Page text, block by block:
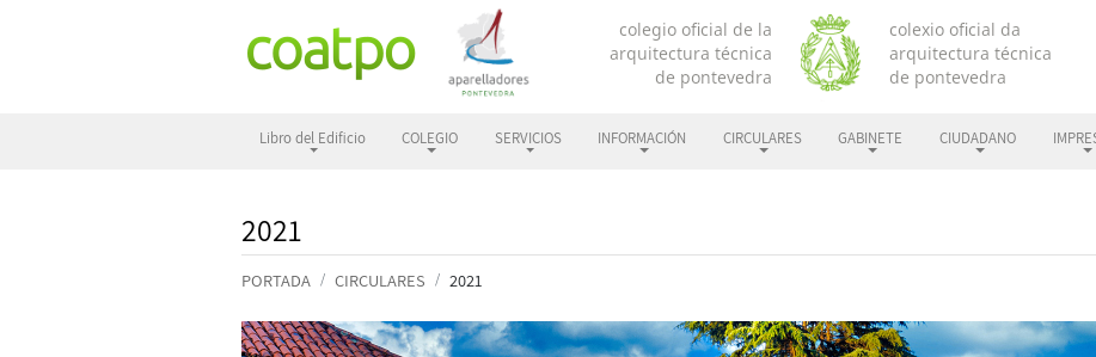
Libro del Edificio COLEGIO SERVICIOS INFORMACIÓN CIRCULARES GABINETE CIUDADANO
2021
PORTADA CIRCULARES 2021